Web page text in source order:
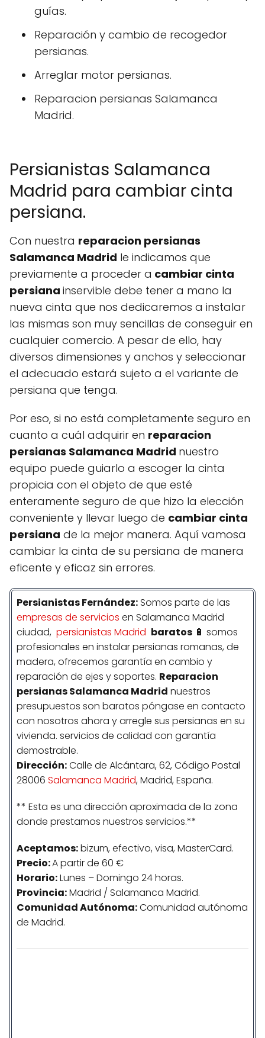
guías.
Reparación y cambio de recogedor
persianas.
Arreglar motor persianas.
Reparacion persianas Salamanca
Madrid.
Persianistas Salamanca
Madrid para cambiar cinta
persiana.
Con nuestra reparacion persianas
Salamanca Madrid le indicamos que
previamente a proceder a cambiar cinta
persiana inservible debe tener a mano la
nueva cinta que nos dedicaremos a instalar
las mismas son muy sencillas de conseguir en
cualquier comercio. A pesar de ello, hay
diversos dimensiones y anchos y seleccionar
el adecuado estará sujeto a el variante de
persiana que tenga.
Por eso, si no está completamente seguro en
cuanto a cuál adquirir en reparacion
persianas Salamanca Madrid nuestro
equipo puede guiarlo a escoger la cinta
propicia con el objeto de que esté
enteramente seguro de que hizo la elección
conveniente y llevar luego de cambiar cinta
persiana de la mejor manera. Aquí vamosa
cambiar la cinta de su persiana de manera
eficente y eficaz sin errores.
PersianistasFernández:Somos parte de las
empresas de servicios en Salamanca Madrid
ciudad, persianistas Madrid baratos 🔋 somos
profesionales en instalar persianas romanas, de
madera, ofrecemos garantía en cambio y
reparación de ejes y soportes. Reparacion
persianas Salamanca Madrid nuestros
presupuestos son baratos póngase en contacto
con nosotros ahora y arregle sus persianas en su
vivienda. servicios de calidad con garantía
demostrable.
Dirección:Calle de Alcántara, 62, Código Postal
28006 Salamanca Madrid, Madrid, España.
** Esta es una dirección aproximada de la zona
donde prestamos nuestros servicios.**
Aceptamos:bizum, efectivo, visa, MasterCard.
Precio:A partir de 60 €
Horario:Lunes – Domingo 24 horas.
Provincia:Madrid / Salamanca Madrid.
ComunidadAutónoma:Comunidad autónoma
de Madrid.